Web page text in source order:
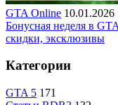
GTA Online 10.01.2026
Бонусная неделя в
скидки, эксклюзивы
Категории
GTA 5 171